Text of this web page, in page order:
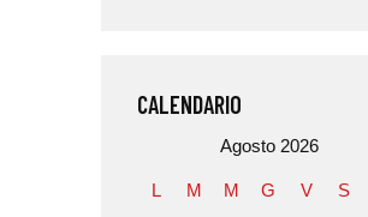
CALENDARIO
Agosto 2026
L M M G V S